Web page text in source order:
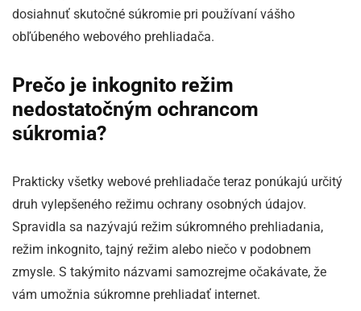
dosiahnuť skutočné súkromie pri používaní vášho
obľúbeného webového prehliadača.
Prečo je inkognito režim
nedostatočným ochrancom
súkromia?
Prakticky všetky webové prehliadače teraz ponúkajú určitý
druh vylepšeného režimu ochrany osobných údajov.
Spravidla sa nazývajú režim súkromného prehliadania,
režim inkognito, tajný režim alebo niečo v podobnem
zmysle. S takýmito názvami samozrejme očakávate, že
vám umožnia súkromne prehliadať internet.